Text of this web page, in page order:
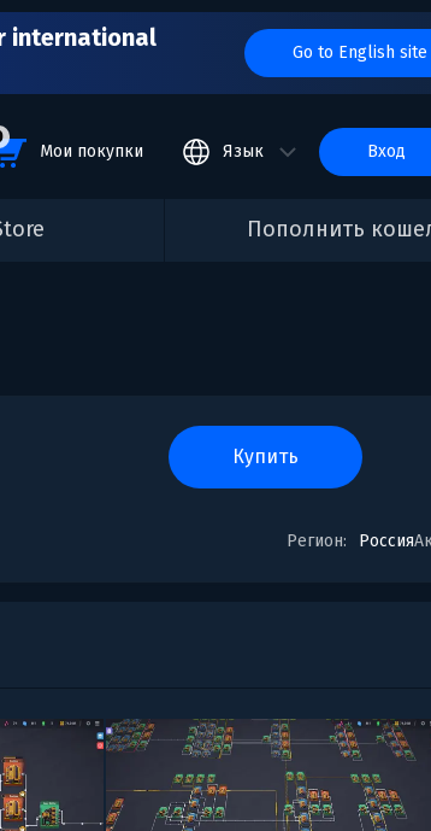
international
Go to English site
Мои покупки Язык вход
Пополнить
купить
Регион: Россия